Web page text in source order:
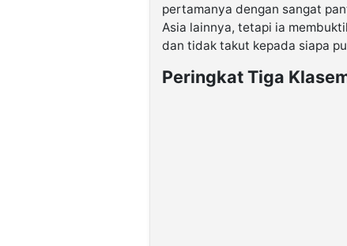
pertamanya dengan sangat
Asia lainnya, tetapi ia
dan tidak takut kepada siapa
Peringkat Tiga